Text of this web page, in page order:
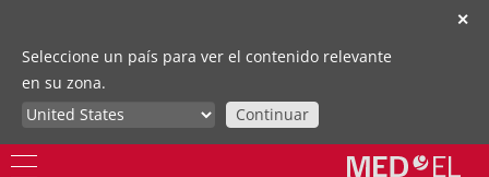
✕
Seleccione un país para ver el contenido relevante
en su zona.
Continuar